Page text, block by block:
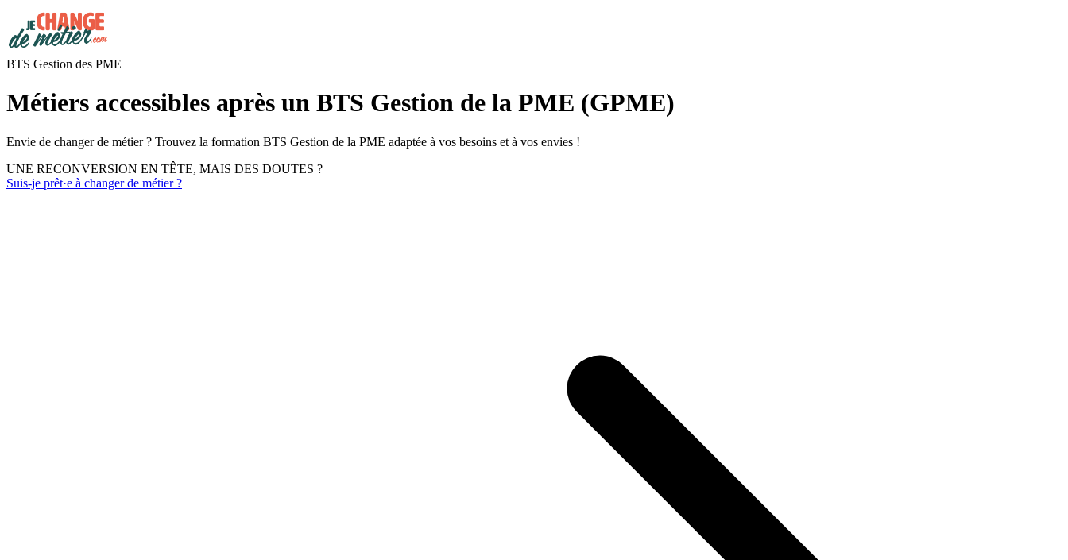
BTS Gestion des PME
Métiers accessibles après un BTS Gestion de la PME (GPME)
Envie de changer de métier ? Trouvez la formation BTS Gestion de la PME adaptée à vos besoins et à vos envies !
UNE RECONVERSION EN TÊTE, MAIS DES DOUTES ?
Suis-je prêt·e à changer de métier ?